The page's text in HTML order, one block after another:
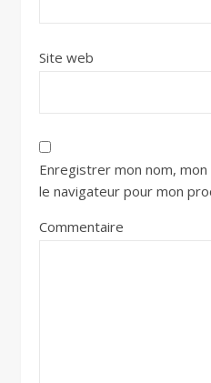
Site web
Enregistrer mon nom,
le navigateur pour mon
Commentaire